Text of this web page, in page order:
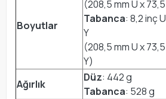
Boyutlar
(208,5 mm U x 73,5
Tabanca: 8,2 inç
Y
(208,5 mm U x
Y)
Ağırlık
Düz: 442 g
Tabanca: 528 g